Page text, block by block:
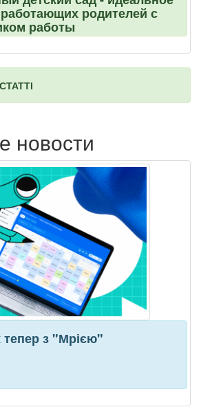
родителей с
работы
новости
тепер з "Мрією"